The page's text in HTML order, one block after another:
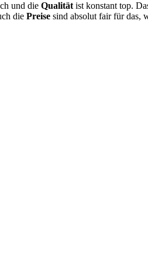
und die Qualität ist konstant top.
die Preise sind absolut fair für das,